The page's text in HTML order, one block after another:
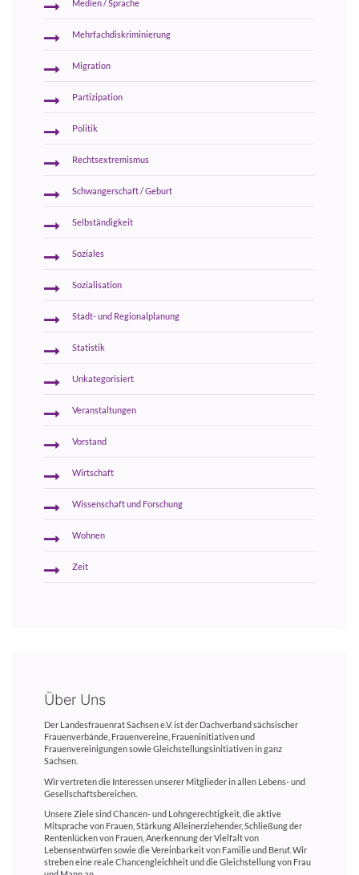
Medien / Sprache
Mehrfachdiskriminierung
Migration
Partizipation
Politik
Rechtsextremismus
Schwangerschaft / Geburt
Selbständigkeit
Soziales
Sozialisation
Stadt- und Regionalplanung
Statistik
Unkategorisiert
Veranstaltungen
Vorstand
Wirtschaft
Wissenschaft und Forschung
Wohnen
Zeit
Über Uns
Der Landesfrauenrat Sachsen e.V. ist der Dachverband sächsischer
Frauenverbände, Frauenvereine, Fraueninitiativen und
Frauenvereinigungen sowie Gleichstellungsinitiativen in ganz
Sachsen.
Wir vertreten die Interessen unserer Mitglieder in allen Lebens- und
Gesellschaftsbereichen.
Unsere Ziele sind Chancen- und Lohngerechtigkeit, die aktive
Mitsprache von Frauen, Stärkung Alleinerziehender, Schließung der
Rentenlücken von Frauen, Anerkennung der Vielfalt von
Lebensentwürfen sowie die Vereinbarkeit von Familie und Beruf. Wir
streben eine reale Chancengleichheit und die Gleichstellung von Frau